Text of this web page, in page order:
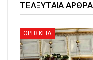
ΤΕΛΕΥΤΑΙΑ ΑΡΘΡΑ
ΘΡΗΣΚΕΙΑ